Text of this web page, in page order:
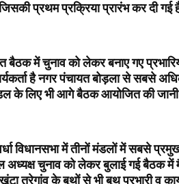
प्रथम प्रक्रिया प्रारंभ कर दी गई
में चुनाव को लेकर बनाए गए
है नगर पंचायत बोड़ला से सबसे
के लिए भी आगे बैठक आयोजित की
विधानसभा में तीनों मंडलों में सबसे
चुनाव को लेकर बुलाई गई बैठक में
तरेगांव के बूथों से भी बूथ प्रभारी व